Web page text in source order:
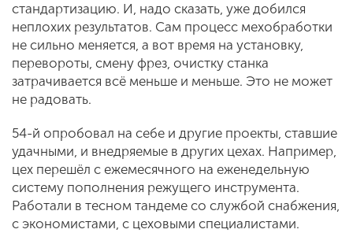
стандартизацию. И, надо сказать, уже добился
неплохих результатов. Сам процесс мехобработки
не сильно меняется, а вот время на установку,
перевороты, смену фрез, очистку станка
затрачивается всё меньше и меньше. Это не может
не радовать.
54-й опробовал на себе и другие проекты, ставшие
удачными, и внедряемые в других цехах. Например,
цех перешёл с ежемесячного на еженедельную
систему пополнения режущего инструмента.
Работали в тесном тандеме со службой снабжения,
с экономистами, с цеховыми специалистами.